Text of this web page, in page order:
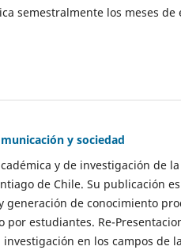
semestralmente los meses
y sociedad
y de investigación de la
de Chile. Su publicación
generación de conocimiento
por estudiantes. Re-
en los campos de